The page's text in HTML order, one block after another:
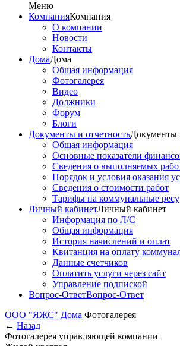
Меню
КомпанияКомпания
О компании
Новости
Контакты
ДомаДома
Общая информация
Фотогалерея
Видео
Должники
Форум
Блоги
Документы и отчетностьДокументы
Общая информация
Основные показатели
Сведения о выполняемых
Порядок и условия оказания
Сведения о стоимости работ
Тарифы на коммунальные
Личный кабинетЛичный кабинет
Информация по Л/С
Общая информация
История начислений и оплат
Квитанция на оплату
Данные счетчиков
Оплатить услуги через сайт
Управление подпиской
Вопрос-ОтветВопрос-Ответ
ООО "ЯЖС" Дома Фотогалерея
← Назад
Фотогалерея управляющей компании